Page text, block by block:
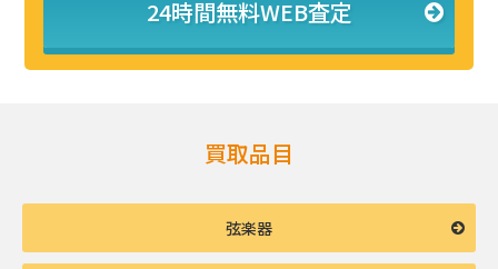
24時間無料WEB査定
買取品目
弦楽器